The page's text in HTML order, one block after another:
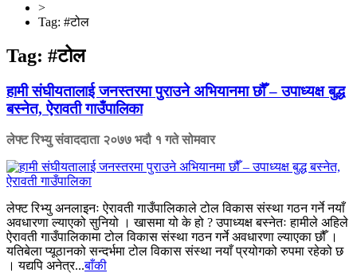
>
Tag: #टोल
Tag: #टोल
हामी संघीयतालाई जनस्तरमा पुराउने अभियानमा छौँ – उपाध्यक्ष बुद्ध
बस्नेत, ऐरावती गाउँपालिका
लेफ्ट रिभ्यु संवाददाता २०७७ भदौ १ गते सोमवार
लेफ्ट रिभ्यु अनलाइनः ऐरावती गाउँपालिकाले टोल विकास संस्था गठन गर्ने नयाँ
अवधारणा ल्याएको सुनियो । खासमा यो के हो ? उपाध्यक्ष बस्नेतः हामीले अहिले
ऐरावती गाउँपालिकामा टोल विकास संस्था गठन गर्ने अवधारणा ल्याएका छौँ ।
यतिबेला प्यूठानको सन्दर्भमा टोल विकास संस्था नयाँ प्रयोगको रुपमा रहेको छ
। यद्यपि अनेत्र...बाँकी